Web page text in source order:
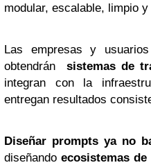
modular, escalable, limpio
Las empresas y
obtendrán sistemas de
integran con la
entregan resultados
Diseñar prompts ya no
diseñando ecosistemas de